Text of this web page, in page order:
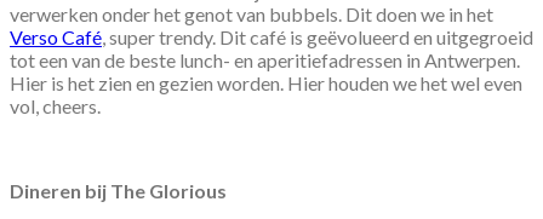
verwerken onder het genot van bubbels. Dit doen we in het
Verso Café, super trendy. Dit café is geëvolueerd en uitgegroeid
tot een van de beste lunch- en aperitiefadressen in Antwerpen.
Hier is het zien en gezien worden. Hier houden we het wel even
vol, cheers.
Dineren bij The Glorious